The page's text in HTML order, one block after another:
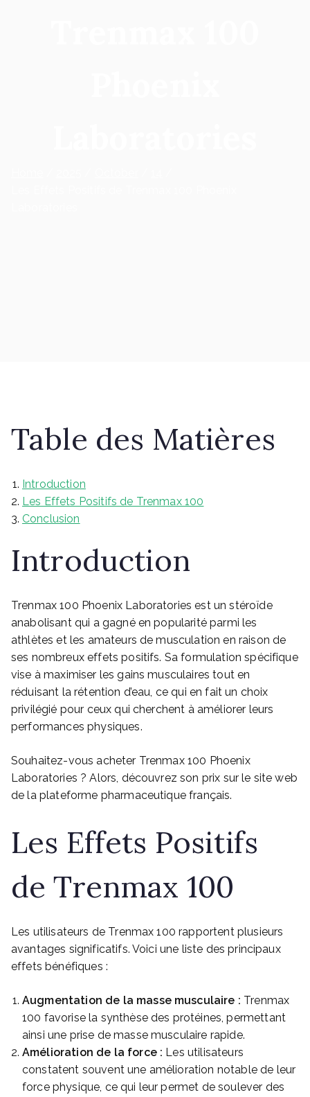
Table des Matières
Introduction
Les Effets Positifs de Trenmax 100
Conclusion
Introduction
Trenmax 100 Phoenix Laboratories est un stéroïde
anabolisant qui a gagné en popularité parmi les
athlètes et les amateurs de musculation en raison de
ses nombreux effets positifs. Sa formulation spécifique
vise à maximiser les gains musculaires tout en
réduisant la rétention d’eau, ce qui en fait un choix
privilégié pour ceux qui cherchent à améliorer leurs
performances physiques.
Souhaitez-vous acheter Trenmax 100 Phoenix
Laboratories ? Alors, découvrez son prix sur le site web
de la plateforme pharmaceutique français.
Les Effets Positifs
de Trenmax 100
Les utilisateurs de Trenmax 100 rapportent plusieurs
avantages significatifs. Voici une liste des principaux
effets bénéfiques :
Augmentation de la masse musculaire : Trenmax
100 favorise la synthèse des protéines, permettant
ainsi une prise de masse musculaire rapide.
Amélioration de la force : Les utilisateurs
constatent souvent une amélioration notable de leur
force physique, ce qui leur permet de soulever des